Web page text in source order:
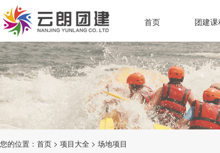
首页 团建
您的位置： 首页 > 项目大全 > 场地项目